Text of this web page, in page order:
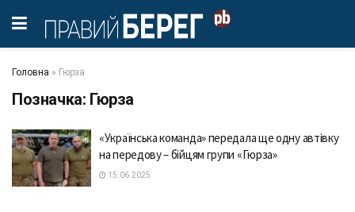
Головна » Гюрза
Позначка: Гюрза
«Українська команда» передала ще одну автівку
на передову – бійцям групи «Гюрза»
15.06.2025